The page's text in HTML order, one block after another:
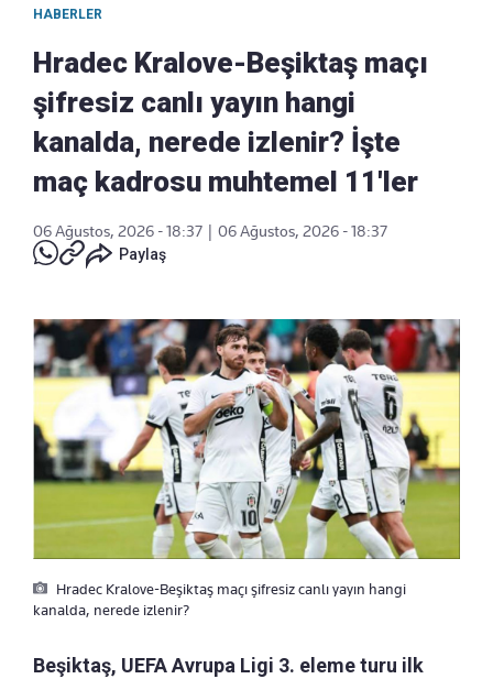
HABERLER
Hradec Kralove-Beşiktaş maçı
şifresiz canlı yayın hangi
kanalda, nerede izlenir? İşte
maç kadrosu muhtemel 11'ler
06 Ağustos, 2026 - 18:37
06 Ağustos, 2026 - 18:37
Paylaş
Hradec Kralove-Beşiktaş maçı şifresiz canlı yayın hangi
kanalda, nerede izlenir?
Beşiktaş, UEFA Avrupa Ligi 3. eleme turu ilk